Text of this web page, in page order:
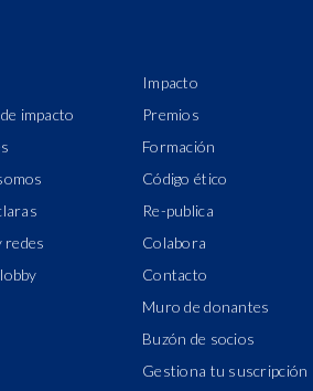
impacto
redes
Impacto
Premios
Formación
Código ético
Re-publica
Colabora
Contacto
Muro de donantes
Buzón de socios
Gestiona tu suscripción